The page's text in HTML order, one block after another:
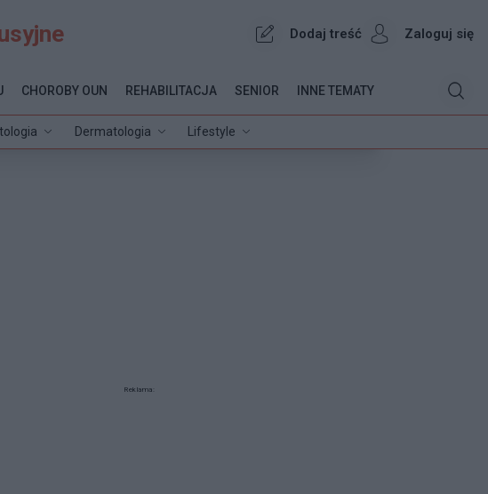
Dodaj treść Zaloguj się
Dermatologia Lifestyle
CHOROBY OUN REHABILITACJA SENIOR INNE TEMATY
Reklama: